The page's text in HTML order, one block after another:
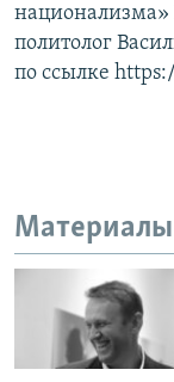
национализма»
политолог
по ссылке